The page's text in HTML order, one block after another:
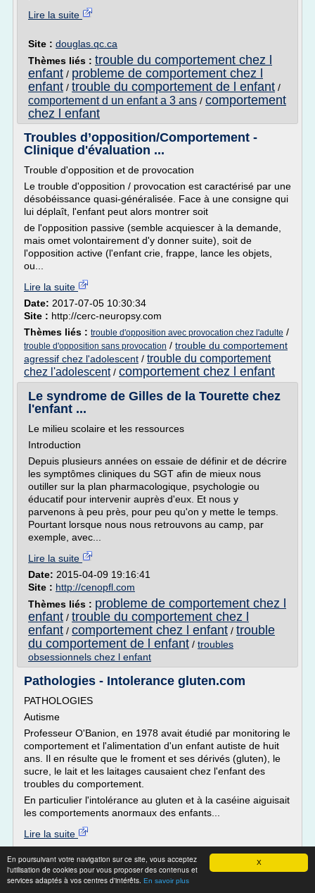
X
En poursuivant votre navigation sur ce site, vous acceptez
l'utilisation de cookies pour vous proposer des contenus et
services adaptés à vos centres d'intérêts. En savoir plus
Lire la suite
Site : douglas.qc.ca
Thèmes liés : trouble du comportement chez l
enfant / probleme de comportement chez l
enfant / trouble du comportement de l enfant /
comportement d un enfant a 3 ans / comportement
chez l enfant
Troubles d’opposition/Comportement -
Clinique d'évaluation ...
Trouble d'opposition et de provocation
Le trouble d'opposition / provocation est caractérisé par une
désobéissance quasi-généralisée. Face à une consigne qui
lui déplaît, l'enfant peut alors montrer soit
de l'opposition passive (semble acquiescer à la demande,
mais omet volontairement d'y donner suite), soit de
l'opposition active (l'enfant crie, frappe, lance les objets,
ou...
Lire la suite
Date: 2017-07-05 10:30:34
Site : http://cerc-neuropsy.com
Thèmes liés : trouble d'opposition avec provocation chez l'adulte /
trouble d'opposition sans provocation / trouble du comportement
agressif chez l'adolescent / trouble du comportement
chez l'adolescent/ comportement chez l enfant
Le syndrome de Gilles de la Tourette chez
l'enfant ...
Le milieu scolaire et les ressources
Introduction
Depuis plusieurs années on essaie de définir et de décrire
les symptômes cliniques du SGT afin de mieux nous
outiller sur la plan pharmacologique, psychologie ou
éducatif pour intervenir auprès d'eux. Et nous y
parvenons à peu près, pour peu qu'on y mette le temps.
Pourtant lorsque nous nous retrouvons au camp, par
exemple, avec...
Lire la suite
Date: 2015-04-09 19:16:41
Site : http://cenopfl.com
Thèmes liés : probleme de comportement chez l
enfant / trouble du comportement chez l
enfant / comportement chez l enfant / trouble
du comportement de l enfant / troubles
obsessionnels chez l enfant
Pathologies - Intolerance gluten.com
PATHOLOGIES
Autisme
Professeur O'Banion, en 1978 avait étudié par monitoring le
comportement et l'alimentation d'un enfant autiste de huit
ans. Il en résulte que le froment et ses dérivés (gluten), le
sucre, le lait et les laitages causaient chez l'enfant des
troubles du comportement.
En particulier l'intolérance au gluten et à la caséine aiguisait
les comportements anormaux des enfants...
Lire la suite
Date:2016-09-23 13:55:48
Site :http://intolerancegluten.com
Parents!!! gros trouble du comportement